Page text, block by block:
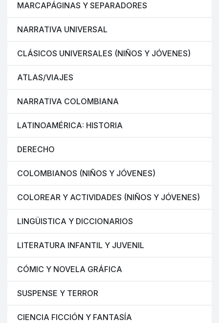
MARCAPÁGINAS Y SEPARADORES
NARRATIVA UNIVERSAL
CLÁSICOS UNIVERSALES (NIÑOS Y JÓVENES)
ATLAS/VIAJES
NARRATIVA COLOMBIANA
LATINOAMÉRICA: HISTORIA
DERECHO
COLOMBIANOS (NIÑOS Y JÓVENES)
COLOREAR Y ACTIVIDADES (NIÑOS Y JÓVENES)
LINGÜISTICA Y DICCIONARIOS
LITERATURA INFANTIL Y JUVENIL
CÓMIC Y NOVELA GRÁFICA
SUSPENSE Y TERROR
CIENCIA FICCIÓN Y FANTASÍA